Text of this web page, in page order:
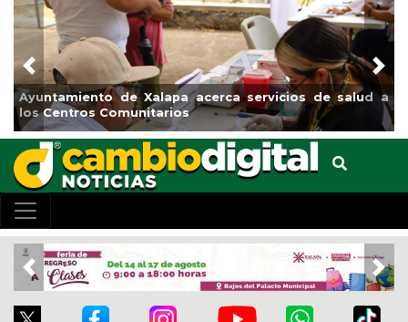
de Xalapa acerca servicios de salud a
Municipio
el boulevard 5
Previous
Previous